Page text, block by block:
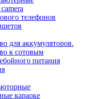
телефонов
для аккумуляторов.
к сотовым
питания
караоке